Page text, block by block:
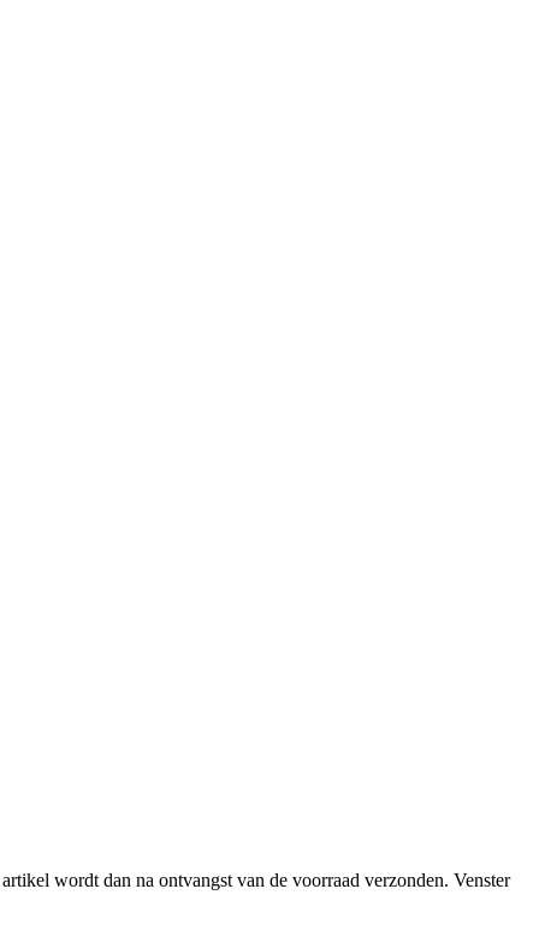
wordt dan na ontvangst van de voorraad verzonden. Venster